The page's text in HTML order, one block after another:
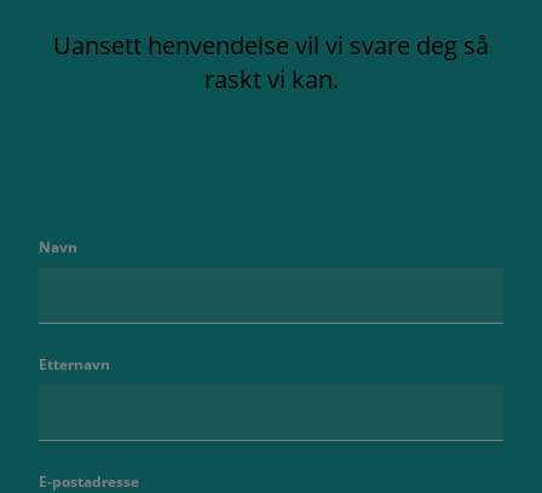
Uansett henvendelse vil vi svare deg så
raskt vi kan.
Navn
Etternavn
E-postadresse